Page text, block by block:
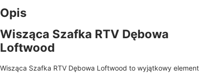
Opis
Wisząca Szafka RTV Dębowa
Loftwood
Wisząca Szafka RTV Dębowa Loftwood to wyjątkowy element